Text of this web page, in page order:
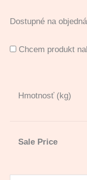
Dostupné na
Chcem produkt
Hmotnosť (kg)
Sale Price